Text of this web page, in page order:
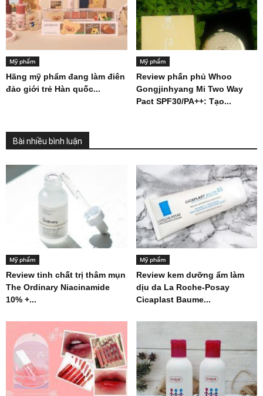
Mỹ phẩm
Hãng mỹ phẩm đang làm điên
đảo giới trẻ Hàn quốc...
Mỹ phẩm
Review phấn phủ Whoo
Gongjinhyang Mi Two Way
Pact SPF30/PA++: Tạo...
Bài nhiều bình luận
Mỹ phẩm
Review tinh chất trị thâm mụn
The Ordinary Niacinamide
10% +...
Mỹ phẩm
Review kem dưỡng ẩm làm
dịu da La Roche-Posay
Cicaplast Baume...